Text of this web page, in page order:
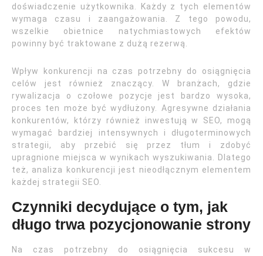
doświadczenie użytkownika. Każdy z tych elementów
wymaga czasu i zaangażowania. Z tego powodu,
wszelkie obietnice natychmiastowych efektów
powinny być traktowane z dużą rezerwą.
Wpływ konkurencji na czas potrzebny do osiągnięcia
celów jest również znaczący. W branżach, gdzie
rywalizacja o czołowe pozycje jest bardzo wysoka,
proces ten może być wydłużony. Agresywne działania
konkurentów, którzy również inwestują w SEO, mogą
wymagać bardziej intensywnych i długoterminowych
strategii, aby przebić się przez tłum i zdobyć
upragnione miejsca w wynikach wyszukiwania. Dlatego
też, analiza konkurencji jest nieodłącznym elementem
każdej strategii SEO.
Czynniki decydujące o tym, jak
długo trwa pozycjonowanie strony
Na czas potrzebny do osiągnięcia sukcesu w